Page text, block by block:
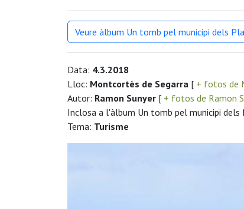
Veure àlbum Un tomb pel municipi dels
Data: 4.3.2018
Lloc: Montcortès de Segarra [ + fotos de
Autor: Ramon Sunyer [ + fotos de Ramon
Inclosa a l'àlbum Un tomb pel municipi dels
Tema: Turisme